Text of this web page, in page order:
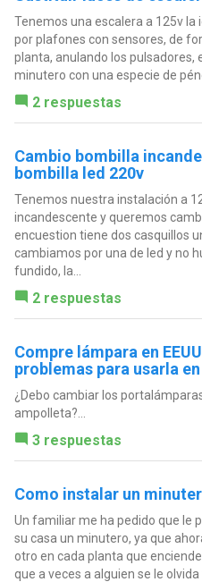
Tenemos una escalera a 125v la
por plafones con sensores, de
planta, anulando los pulsadores,
minutero con una especie de
2 respuestas
Cambio bombilla
bombilla led 220v
Tenemos nuestra instalación a
incandescente y queremos
encuestion tiene dos casquillos
cambiamos por una de led y no
fundido, la...
2 respuestas
Compre lámpara en
problemas para usarla
¿Debo cambiar los
ampolleta?...
3 respuestas
Como instalar un
Un familiar me ha pedido que le
su casa un minutero, ya que
otro en cada planta que
que a veces a alguien se le olvida